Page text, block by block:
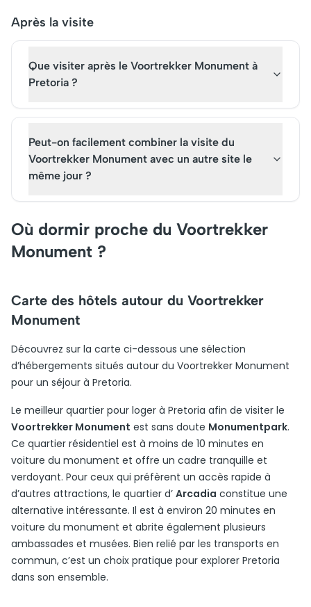
Après la visite
Que visiter après le Voortrekker Monument à
Pretoria ?
Peut-on facilement combiner la visite du
Voortrekker Monument avec un autre site le
même jour ?
Où dormir proche du Voortrekker
Monument ?
Carte des hôtels autour du Voortrekker
Monument
Découvrez sur la carte ci-dessous une sélection
d’hébergements situés autour du Voortrekker Monument
pour un séjour à Pretoria.
Le meilleur quartier pour loger à Pretoria afin de visiter le
Voortrekker Monument est sans doute Monumentpark.
Ce quartier résidentiel est à moins de 10 minutes en
voiture du monument et offre un cadre tranquille et
verdoyant. Pour ceux qui préfèrent un accès rapide à
d’autres attractions, le quartier d’ Arcadia constitue une
alternative intéressante. Il est à environ 20 minutes en
voiture du monument et abrite également plusieurs
ambassades et musées. Bien relié par les transports en
commun, c’est un choix pratique pour explorer Pretoria
dans son ensemble.